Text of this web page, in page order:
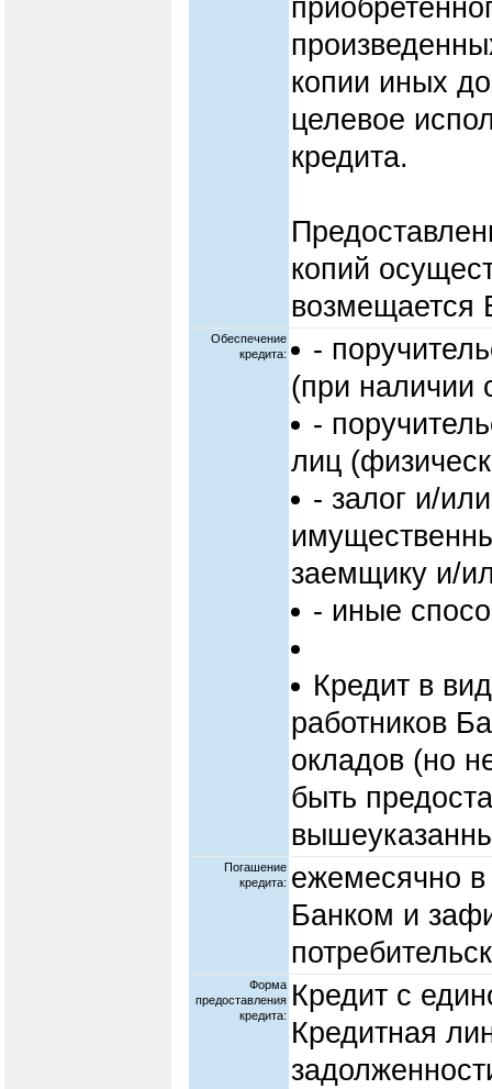
копии иных
целевое
кредита.
копий
возмещается
Обеспечение
кредита:
-
(при наличии
-
лиц
- залог и/
заемщику и/
- иные
Кредит в
работников
окладов (но
быть
Погашение
кредита: ежемесячно в
Банком и
Форма
предоставления
кредита:
Кредит с
Кредитная